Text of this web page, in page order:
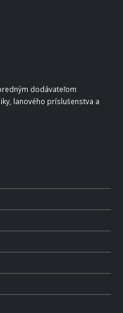
dodávateľom
lanového príslušenstva a